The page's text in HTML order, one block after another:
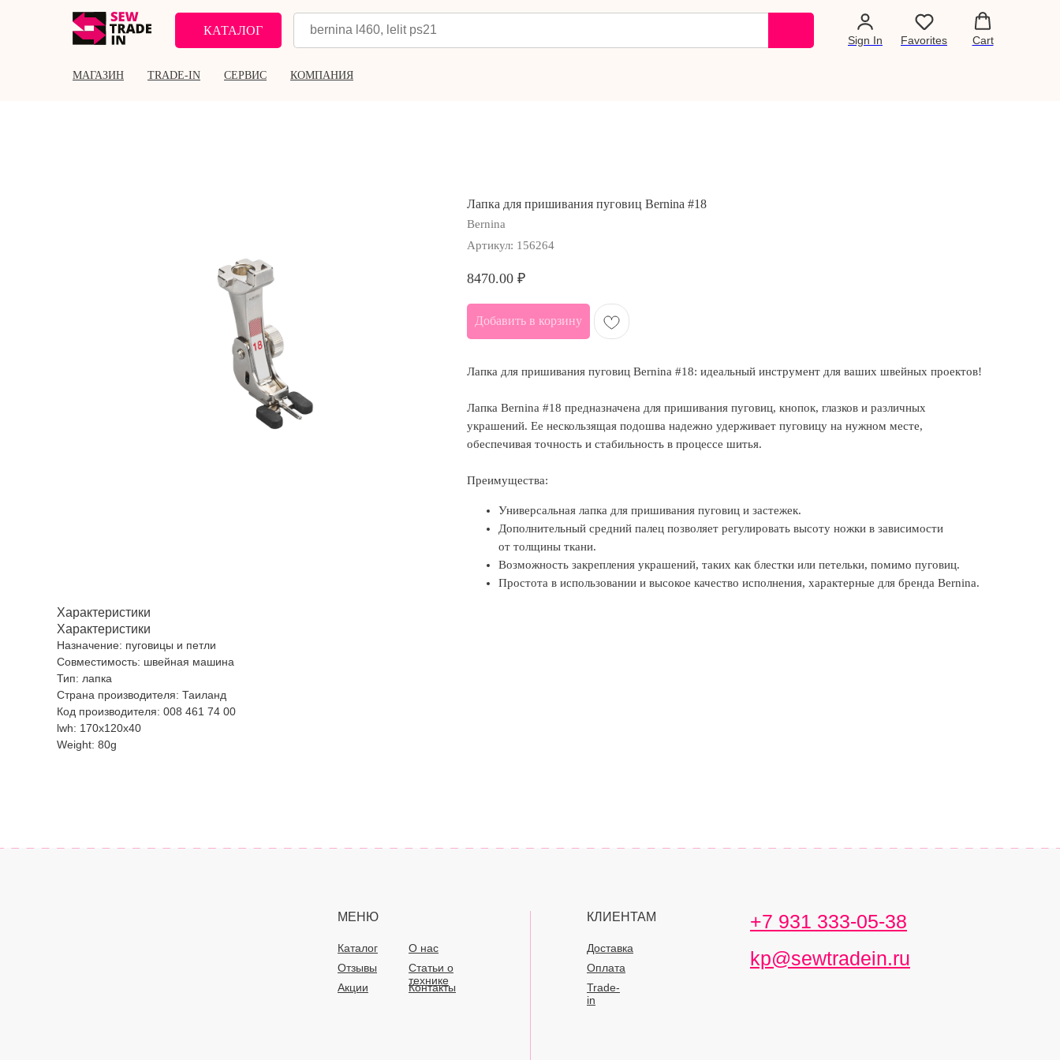
КАТАЛОГ
Sign In Favorites Cart
МАГАЗИН TRADE-IN СЕРВИС КОМПАНИЯ
Лапка для пришивания пуговиц Bernina #18
Bernina
Артикул: 156264
8470.00 ₽
Добавить в корзину
Лапка для пришивания пуговиц Bernina #18: идеальный инструмент для ваших швейных проектов!
Лапка Bernina #18 предназначена для пришивания пуговиц, кнопок, глазков и различных
украшений. Ее нескользящая подошва надежно удерживает пуговицу на нужном месте,
обеспечивая точность и стабильность в процессе шитья.
Преимущества:
Универсальная лапка для пришивания пуговиц и застежек.
Дополнительный средний палец позволяет регулировать высоту ножки в зависимости
от толщины ткани.
Возможность закрепления украшений, таких как блестки или петельки, помимо пуговиц.
Простота в использовании и высокое качество исполнения, характерные для бренда Bernina.
Характеристики
Характеристики
Назначение: пуговицы и петли
Совместимость: швейная машина
Тип: лапка
Страна производителя: Таиланд
Код производителя: 008 461 74 00
lwh: 170x120x40
Weight: 80g
МЕНЮ КЛИЕНТАМ
Каталог О нас
Доставка
Статьи о
технике
Оплата
Отзывы
Акции
Контакты
Trade-
in
+7 931 333-05-38
kp@sewtradein.ru